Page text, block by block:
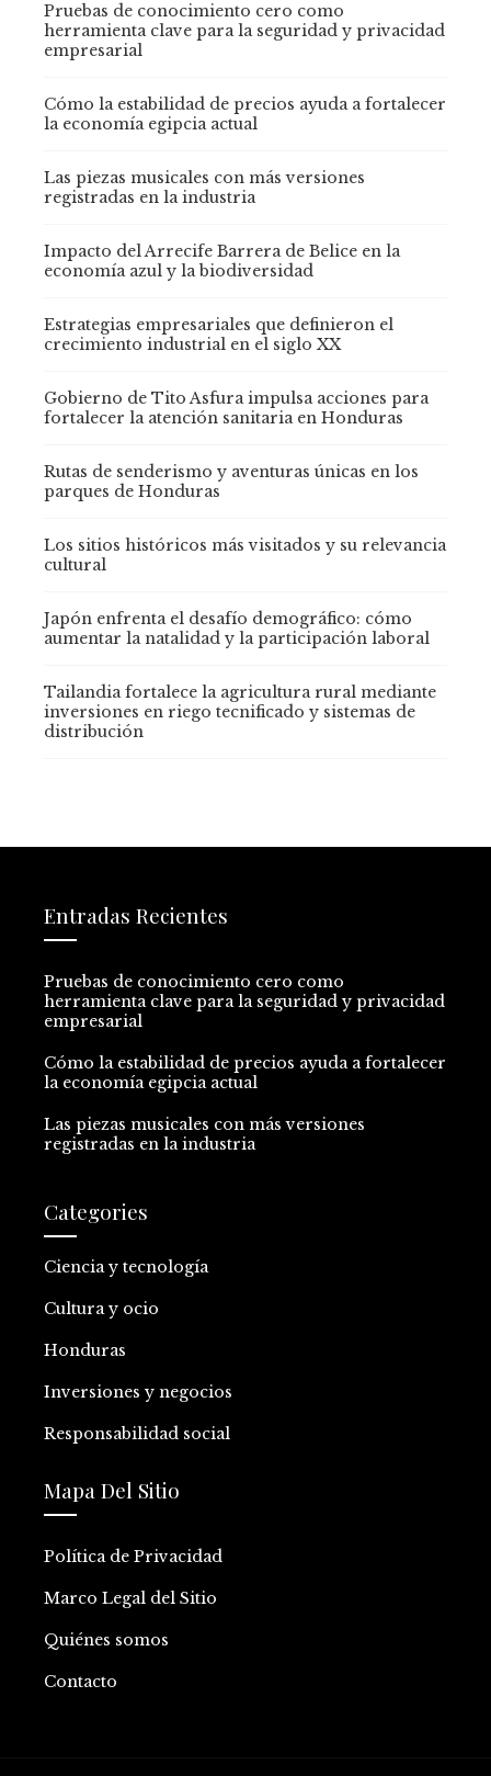
Pruebas de conocimiento cero como
herramienta clave para la seguridad y privacidad
empresarial
Cómo la estabilidad de precios ayuda a fortalecer
la economía egipcia actual
Las piezas musicales con más versiones
registradas en la industria
Impacto del Arrecife Barrera de Belice en la
economía azul y la biodiversidad
Estrategias empresariales que definieron el
crecimiento industrial en el siglo XX
Gobierno de Tito Asfura impulsa acciones para
fortalecer la atención sanitaria en Honduras
Rutas de senderismo y aventuras únicas en los
parques de Honduras
Los sitios históricos más visitados y su relevancia
cultural
Japón enfrenta el desafío demográfico: cómo
aumentar la natalidad y la participación laboral
Tailandia fortalece la agricultura rural mediante
inversiones en riego tecnificado y sistemas de
distribución
Entradas Recientes
Pruebas de conocimiento cero como
herramienta clave para la seguridad y privacidad
empresarial
Cómo la estabilidad de precios ayuda a fortalecer
la economía egipcia actual
Las piezas musicales con más versiones
registradas en la industria
Categories
Ciencia y tecnología
Cultura y ocio
Honduras
Inversiones y negocios
Responsabilidad social
Mapa Del Sitio
Política de Privacidad
Marco Legal del Sitio
Quiénes somos
Contacto